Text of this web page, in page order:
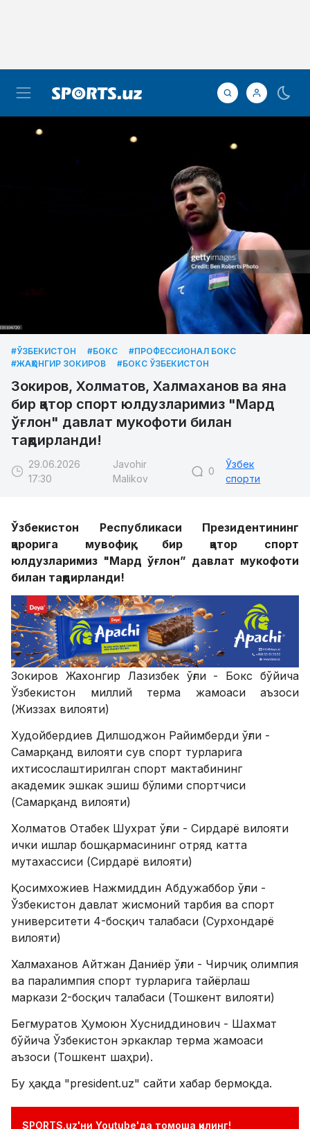
#ЎЗБЕКИСТОН #БОКС
#ПРОФЕССИОНАЛ БОКС
#ЖАҲОНГИР ЗОКИРОВ
#БОКС ЎЗБЕКИСТОН
Зокиров, Холматов, Халмаханов ва яна
бир қатор спорт юлдузларимиз "Мард
ўғлон" давлат мукофоти билан
тақдирланди!
29.06.2026
17:30
Javohir
Malikov
0
Ўзбек
спорти
Ўзбекистон Республикаси Президентининг
қарорига мувофиқ, бир қатор спорт
юлдузларимиз "Мард ўғлон” давлат мукофоти
билан тақдирланди!
Зокиров Жахонгир Лазизбек ўғли - Бокс бўйича
Ўзбекистон миллий терма жамоаси аъзоси
(Жиззах вилояти)
Худойбердиев Дилшоджон Райимберди ўғли -
Самарқанд вилояти сув спорт турларига
ихтисослаштирилган спорт мактабининг
академик эшкак эшиш бўлими спортчиси
(Самарқанд вилояти)
Холматов Отабек Шухрат ўғли - Сирдарё вилояти
ички ишлар бошқармасининг отряд катта
мутахассиси (Сирдарё вилояти)
Қосимхожиев Нажмиддин Абдужаббор ўғли -
Ўзбекистон давлат жисмоний тарбия ва спорт
университети 4-босқич талабаси (Сурхондарё
вилояти)
Халмаханов Айтжан Даниёр ўғли - Чирчиқ олимпия
ва паралимпия спорт турларига тайёрлаш
маркази 2-босқич талабаси (Тошкент вилояти)
Бегмуратов Ҳумоюн Хусниддинович - Шахмат
бўйича Ўзбекистон эркаклар терма жамоаси
аъзоси (Тошкент шаҳри).
Бу ҳақда "president.uz" сайти хабар бермоқда.
SPORTS.uz'ни Youtube'да томоша қилинг!